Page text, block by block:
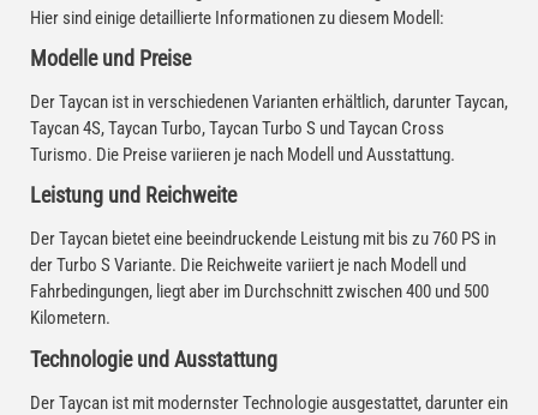
Hier sind einige detaillierte Informationen zu diesem Modell:
Modelle und Preise
Der Taycan ist in verschiedenen Varianten erhältlich, darunter Taycan,
Taycan 4S, Taycan Turbo, Taycan Turbo S und Taycan Cross
Turismo. Die Preise variieren je nach Modell und Ausstattung.
Leistung und Reichweite
Der Taycan bietet eine beeindruckende Leistung mit bis zu 760 PS in
der Turbo S Variante. Die Reichweite variiert je nach Modell und
Fahrbedingungen, liegt aber im Durchschnitt zwischen 400 und 500
Kilometern.
Technologie und Ausstattung
Der Taycan ist mit modernster Technologie ausgestattet, darunter ein